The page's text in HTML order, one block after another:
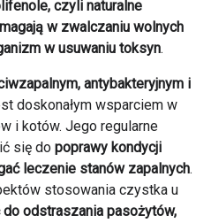
czyli naturalne
w zwalczaniu wolnych
w usuwaniu toksyn.
antybakteryjnym i
doskonałym wsparciem w
i kotów. Jego regularne
się do poprawy kondycji
leczenie stanów zapalnych.
stosowania czystka u
odstraszania pasożytów,